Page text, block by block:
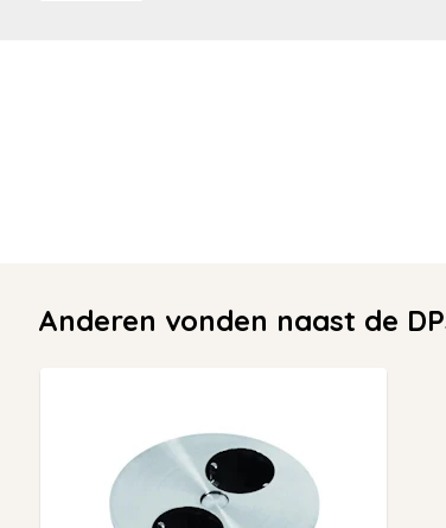
Anderen vonden naast de